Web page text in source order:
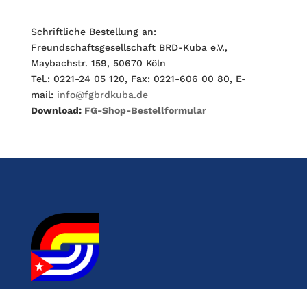
Schriftliche Bestellung an:
Freundschaftsgesellschaft BRD-Kuba e.V.,
Maybachstr. 159, 50670 Köln
Tel.: 0221-24 05 120, Fax: 0221-606 00 80, E-
mail: info@fgbrdkuba.de
Download: FG-Shop-Bestellformular